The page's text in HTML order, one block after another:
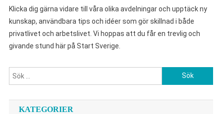
Klicka dig gärna vidare till våra olika avdelningar och upptäck ny
kunskap, användbara tips och idéer som gör skillnad i både
privatlivet och arbetslivet. Vi hoppas att du får en trevlig och
givande stund här på Start Sverige.
efter:
KATEGORIER